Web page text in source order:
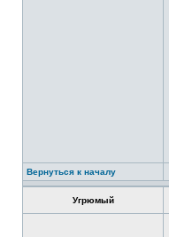
Вернуться к началу
Угрюмый